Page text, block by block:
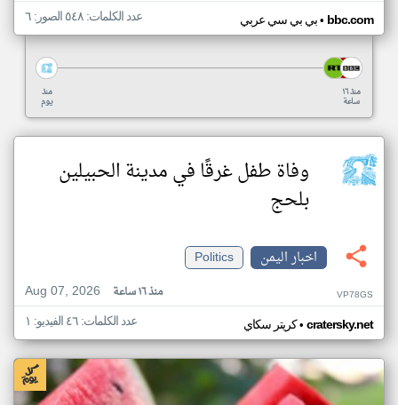
بي بي سي عربي• bbc.com عدد الكلمات: ٥٤٨ الصور: ٦
منذ
يوم
منذ ١٦
ساعة
وفاة طفل غرقًا في مدينة الحبيلين
بلحج
اخبار اليمن
Politics
Aug 07, 2026
منذ ١٦ ساعة VP78GS
كريتر سكاي• cratersky.net عدد الكلمات: ٤٦ الفيديو: ١